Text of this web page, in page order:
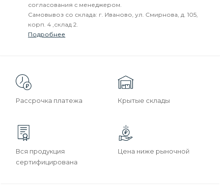
согласования с менеджером.
Самовывоз со склада: г. Иваново, ул. Смирнова, д. 105,
корп. 4 ,склад 2.
Подробнее
Рассрочка платежа Крытые склады
Вся продукция
сертифицирована
Цена ниже рыночной